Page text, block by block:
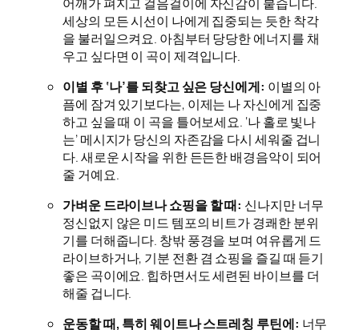
세상의 모든 시선이 나에게 집중되는 듯한 착각
을 불러일으켜요. 아침부터 당당한 에너지를 채
우고 싶다면 이 곡이 제격입니다.
이별 후 ‘나’를 되찾고 싶은 당신에게: 이별의 아
픔에 잠겨 있기보다는, 이제는 나 자신에게 집중
하고 싶을 때 이 곡을 틀어보세요. ‘나 홀로 빛나
는’ 메시지가 당신의 자존감을 다시 세워줄 겁니
다. 새로운 시작을 위한 든든한 배경음악이 되어
줄 거예요.
가벼운 드라이브나 쇼핑을 할 때: 신나지만 너무
정신없지 않은 미드 템포의 비트가 경쾌한 분위
기를 더해줍니다. 창밖 풍경을 보며 여유롭게 드
라이브하거나, 기분 전환 겸 쇼핑을 즐길 때 듣기
좋은 곡이에요. 힙하면서도 세련된 바이브를 더
해줄 겁니다.
운동할 때, 특히 웨이트나 스트레칭 루틴에: 너무